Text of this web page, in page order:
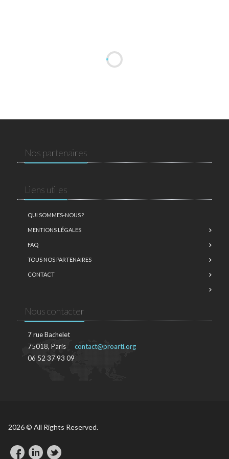
Nos partenaires
Liens utiles
QUI SOMMES-NOUS ?
MENTIONS LÉGALES
FAQ
TOUS NOS PARTENAIRES
CONTACT
Nous contacter
7 rue Bachelet
75018, Paris
06 52 37 93 09
contact@proarti.org
2026 © All Rights Reserved.